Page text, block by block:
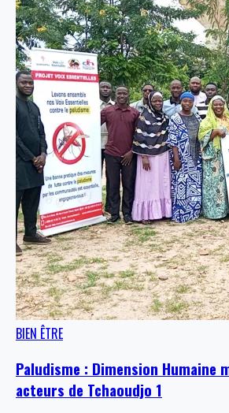
BIEN ÊTRE
Paludisme : Dimension Humaine
acteurs de Tchaoudjo 1